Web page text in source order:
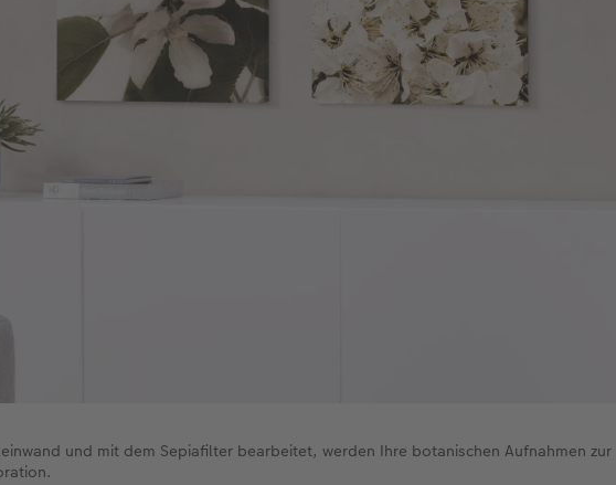
und mit dem Sepiafilter bearbeitet, werden Ihre botanischen Aufnahmen zur